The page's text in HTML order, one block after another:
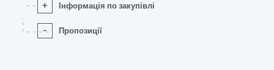
+ Інформація по закупівлі
- Пропозиції